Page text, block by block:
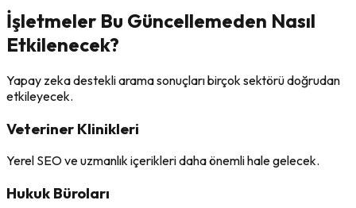
İşletmeler Bu Güncellemeden Nasıl
Etkilenecek?
Yapay zeka destekli arama sonuçları birçok sektörü doğrudan
etkileyecek.
Veteriner Klinikleri
Yerel SEO ve uzmanlık içerikleri daha önemli hale gelecek.
Hukuk Büroları